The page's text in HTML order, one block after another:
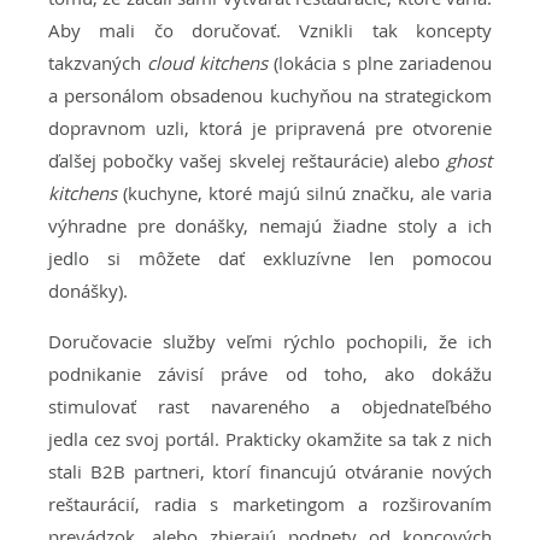
Aby mali čo doručovať. Vznikli tak koncepty
takzvaných cloud kitchens(lokácia s plne zariadenou
a personálom obsadenou kuchyňou na strategickom
dopravnom uzli, ktorá je pripravená pre otvorenie
ďalšej pobočky vašej skvelej reštaurácie) alebo ghost
kitchens(kuchyne, ktoré majú silnú značku, ale varia
výhradne pre donášky, nemajú žiadne stoly a ich
jedlo si môžete dať exkluzívne len pomocou
donášky).
Doručovacie služby veľmi rýchlo pochopili, že ich
podnikanie závisí práve od toho, ako dokážu
stimulovať rast navareného a objednateľbého
jedla cez svoj portál. Prakticky okamžite sa tak z nich
stali B2B partneri, ktorí financujú otváranie nových
reštaurácií, radia s marketingom a rozširovaním